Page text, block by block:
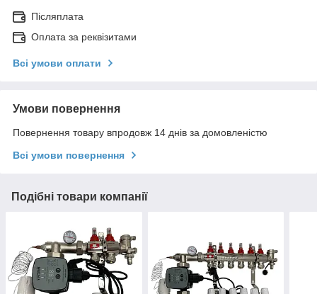
Післяплата
Оплата за реквізитами
Всі умови оплати
Умови повернення
Повернення товару впродовж 14 днів за домовленістю
Всі умови повернення
Подібні товари компанії